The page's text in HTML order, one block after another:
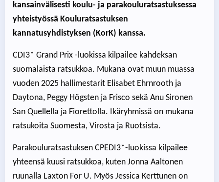
kansainvälisesti koulu- ja parakouluratsastuksessa
yhteistyössä Kouluratsastuksen
kannatusyhdistyksen (KorK) kanssa.
CDI3* Grand Prix -luokissa kilpailee kahdeksan
suomalaista ratsukkoa. Mukana ovat muun muassa
vuoden 2025 hallimestarit Elisabet Ehrnrooth ja
Daytona, Peggy Högsten ja Frisco sekä Anu Sironen
San Quellella ja Fiorettolla. Ikäryhmissä on mukana
ratsukoita Suomesta, Virosta ja Ruotsista.
Parakouluratsastuksen CPEDI3*-luokissa kilpailee
yhteensä kuusi ratsukkoa, kuten Jonna Aaltonen
ruunalla Laxton For U. Myös Jessica Kerttunen on